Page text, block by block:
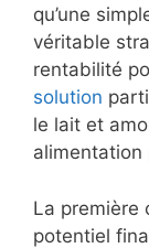
qu’une
véritable
rentabilité
solution
le lait et
alimentation
La première
potentiel